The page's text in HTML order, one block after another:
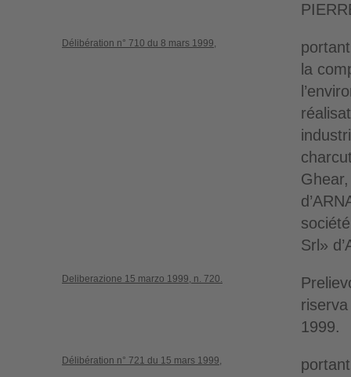
Délibération n° 710 du 8 mars 1999,
la
Srl»
Deliberazione 15 marzo 1999, n. 720.
riserva
1999.
Délibération n° 721 du 15 mars 1999,